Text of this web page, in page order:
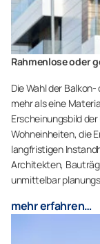
Rahmenlose oder
Die Wahl der
mehr als eine
Erscheinungsbild
Wohneinheiten, die
langfristigen
Architekten,
unmittelbar
mehr erfahren…